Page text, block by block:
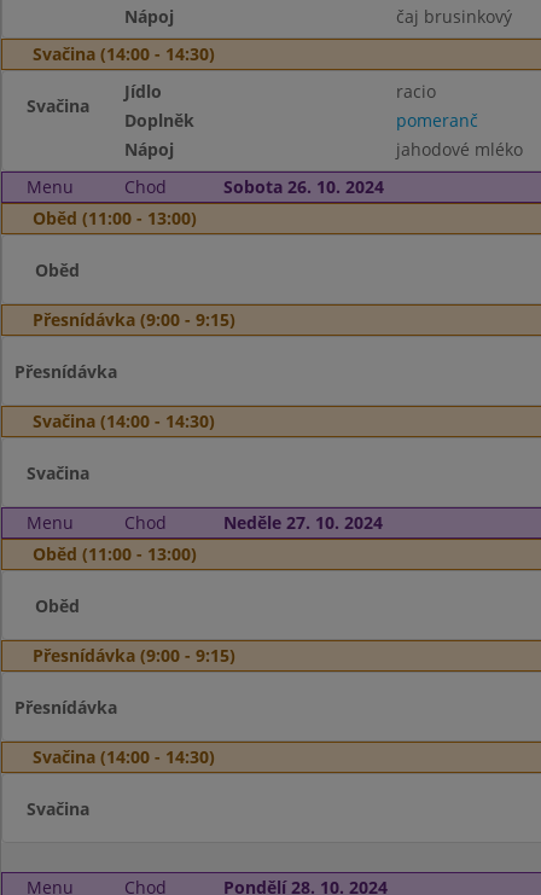
Nápoj
čaj brusinkový
Svačina (14:00 - 14:30)
Svačina
Jídlo
racio
Doplněk
pomeranč
Nápoj
jahodové mléko
Menu
Chod
Sobota 26. 10. 2024
Oběd (11:00 - 13:00)
Oběd
Přesnídávka (9:00 - 9:15)
Přesnídávka
Svačina (14:00 - 14:30)
Svačina
Menu Chod
Neděle 27. 10. 2024
Oběd (11:00 - 13:00)
Oběd
Přesnídávka (9:00 - 9:15)
Přesnídávka
Svačina (14:00 - 14:30)
Svačina
Menu Chod
Pondělí 28. 10. 2024